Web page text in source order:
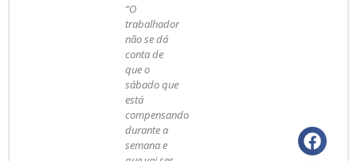
“O
trabalhador
não se dá
conta de
que o
sábado que
está
compensando
durante a
semana e